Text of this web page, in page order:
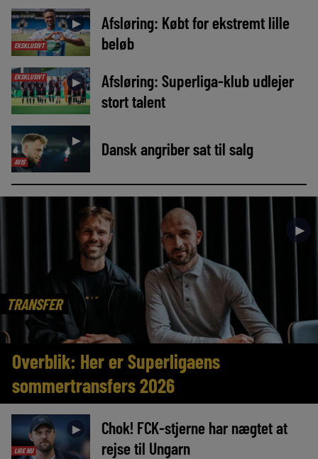
EKSKLUSIVT
►
Afsløring: Købt for ekstremt lille
beløb
EKSKLUSIVT ►
Afsløring: Superliga-klub udlejer
stort talent
AVIS
► Dansk angriber sat til salg
TRANSFER
►
Overblik: Her er Superligaens
sommertransfers 2026
LIGE NU
►
Chok! FCK-stjerne har nægtet at
rejse til Ungarn